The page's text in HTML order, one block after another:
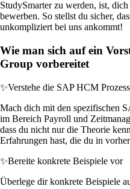
StudySmarter zu werden, ist,
bewerben. So stellst du sicher,
unkompliziert bei uns ankommt!
Wie man sich auf ein
Group vorbereitet
✨Verstehe die SAP HCM
Mach dich mit den spezifischen
im Bereich Payroll und
dass du nicht nur die Theorie
Erfahrungen hast, die du in
✨Bereite konkrete Beispiele vor
Überlege dir konkrete Beispiele